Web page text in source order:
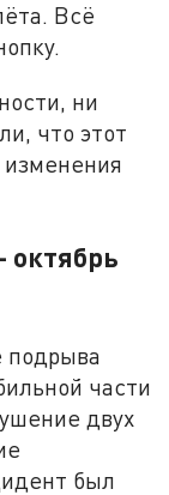
Всё
ни
что этот
октябрь
подрыва
части
двух
был